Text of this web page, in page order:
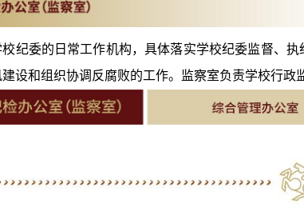
校纪委的日常工作机构，具体落实学校纪委监督、
设和组织协调反腐败的工作。监察室负责学校行政